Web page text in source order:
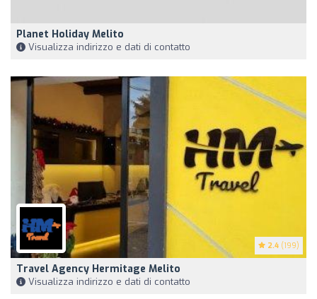
Planet Holiday Melito
Visualizza indirizzo e dati di contatto
2.4 (199)
Travel Agency Hermitage Melito
Visualizza indirizzo e dati di contatto